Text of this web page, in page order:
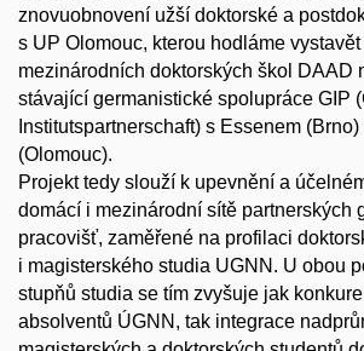
znovuobnovení užší doktorské a
s UP Olomouc, kterou hodláme
mezinárodních doktorských škol DAAD
stávající germanistické spolupráce GIP
Institutspartnerschaft) s Essenem
(Olomouc).
Projekt tedy slouží k upevnění a
domácí i mezinárodní sítě partnerských
pracovišť, zaměřené na profilaci
i magisterského studia UGNN. U obou
stupňů studia se tím zvyšuje jak
absolventů ÚGNN, tak integrace